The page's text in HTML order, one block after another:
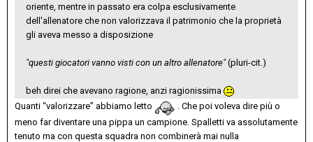
oriente, mentre in passato era colpa esclusivamente
dell'allenatore che non valorizzava il patrimonio che la proprietà
gli aveva messo a disposizione
"questi giocatori vanno visti con un altro allenatore"(pluri-cit.)
beh direi che avevano ragione, anzi ragionissima
Quanti “valorizzare” abbiamo letto
. Che poi voleva dire più o
meno far diventare una pippa un campione. Spalletti va assolutamente
tenuto ma con questa squadra non combinerà mai nulla